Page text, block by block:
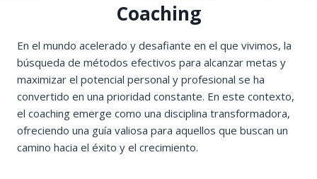
Coaching
En el mundo acelerado y desafiante en el que vivimos, la
búsqueda de métodos efectivos para alcanzar metas y
maximizar el potencial personal y profesional se ha
convertido en una prioridad constante. En este contexto,
el coaching emerge como una disciplina transformadora,
ofreciendo una guía valiosa para aquellos que buscan un
camino hacia el éxito y el crecimiento.